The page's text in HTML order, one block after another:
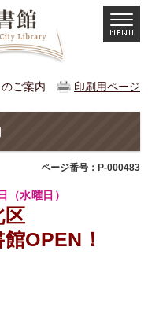
印刷用ページ
ご案内
ページ番号：P-000483
（水曜日）
区
OPEN！